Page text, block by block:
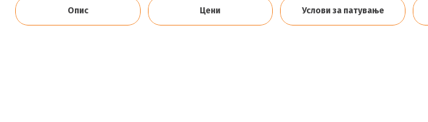
Опис Цени Услови за патување